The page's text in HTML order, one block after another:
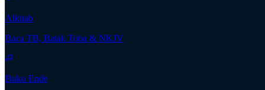
Alkitab
Baca TB, Batak Toba & NKJV
Buku Ende